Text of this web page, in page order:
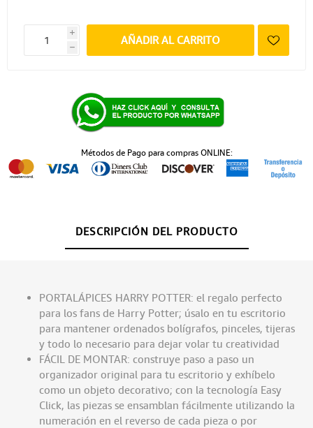
i
h
AÑADIR AL CARRITO
Métodos de Pago para compras ONLINE:
DESCRIPCIÓN DEL PRODUCTO
PORTALÁPICES HARRY POTTER: el regalo perfecto
para los fans de Harry Potter; úsalo en tu escritorio
para mantener ordenados bolígrafos, pinceles, tijeras
y todo lo necesario para dejar volar tu creatividad
FÁCIL DE MONTAR: construye paso a paso un
organizador original para tu escritorio y exhíbelo
como un objeto decorativo; con la tecnología Easy
Click, las piezas se ensamblan fácilmente utilizando la
numeración en el reverso de cada pieza o por